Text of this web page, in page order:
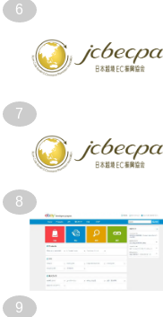
6
7
8
9